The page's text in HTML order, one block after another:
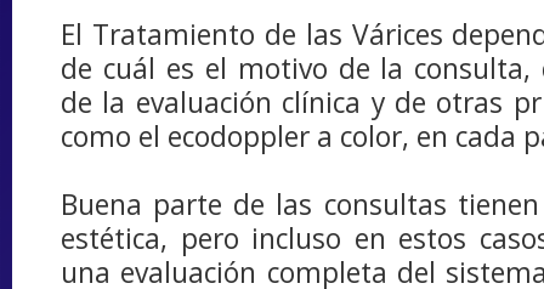
El Tratamiento de las Várices
de cuál es el motivo de la consulta,
de la evaluación clínica y de otras
como el ecodoppler a color, en cada
Buena parte de las consultas
estética, pero incluso en estos
una evaluación completa del